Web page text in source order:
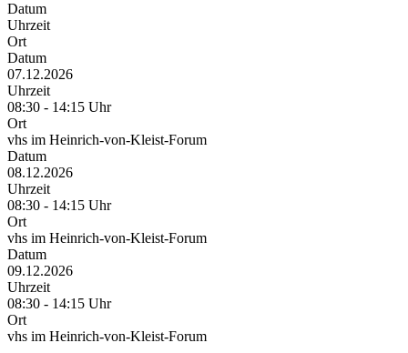
Datum
Uhrzeit
Ort
Datum
07.12.2026
Uhrzeit
08:30 - 14:15 Uhr
Ort
vhs im Heinrich-von-Kleist-Forum
Datum
08.12.2026
Uhrzeit
08:30 - 14:15 Uhr
Ort
vhs im Heinrich-von-Kleist-Forum
Datum
09.12.2026
Uhrzeit
08:30 - 14:15 Uhr
Ort
vhs im Heinrich-von-Kleist-Forum